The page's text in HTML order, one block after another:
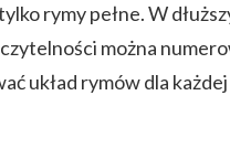
rymy pełne. W
można
układ rymów dla każdej